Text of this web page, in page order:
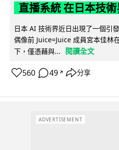
直播系統 在日本技
日本 AI 技術界近日出現了一個引
偶像前 Juice=Juice 成員宮本佳林
下，僅憑藉與...
閱讀全文
560 49 ↗ 分享
ADVERTISEMENT